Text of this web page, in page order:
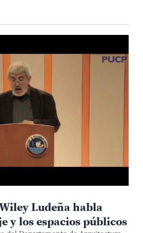
Ludeña habla
y los espacios públicos